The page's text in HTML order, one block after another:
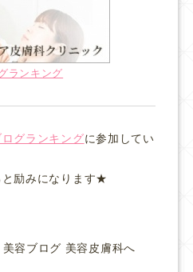
ランキング
ログランキングに参加してい
と励みになります★